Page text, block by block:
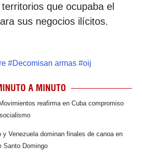
que ocupaba el
sus negocios ilícitos.
#Decomisan armas #oij
A MINUTO
reafirma en Cuba compromiso
y Venezuela dominan finales de canoa en
Santo Domingo